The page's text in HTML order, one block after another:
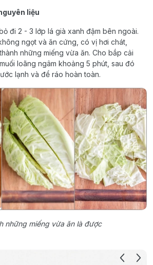
liệu
đi 2 - 3 lớp lá già xanh đậm bên ngoài.
ngọt và ăn cứng, có vị hơi chát,
những miếng vừa ăn. Cho bắp cải
loãng ngâm khoảng 5 phút, sau đó
lạnh và để ráo hoàn toàn.
những miếng vừa ăn là được